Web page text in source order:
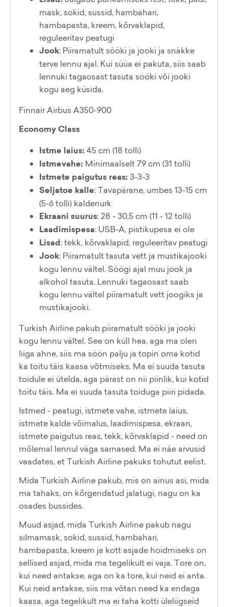
mask, sokid, sussid, hambahari,
hambapasta, kreem, kõrvaklapid,
reguleeritav peatugi
Jook: Piiramatult sööki ja jooki ja snäkke
terve lennu ajal. Kui süüa ei pakuta, siis saab
lennuki tagaosast tasuta sööki või jooki
kogu aeg küsida.
Finnair Airbus A350-900
Economy Class
Istme laius:45 cm (18 tolli)
Istmevahe: Minimaalselt 79 cm (31 tolli)
Istmete paigutus reas:3-3-3
Seljatoe kalle: Tavapärane, umbes 13-15 cm
(5-6 tolli) kaldenurk
Ekraani suurus: 28 - 30,5 cm (11 - 12 tolli)
Laadimispesa: USB-A, pistikupesa ei ole
Lisad: tekk, kõrvaklapid, reguleeritav peatugi
Jook: Piiramatult tasuta vett ja mustikajooki
kogu lennu vältel. Söögi ajal muu jook ja
alkohol tasuta. Lennuki tagaosast saab
kogu lennu vältel piiramatult vett joogiks ja
mustikajooki.
Turkish Airline pakub piiramatult sööki ja jooki
kogu lennu vältel. See on küll hea, aga ma olen
liiga ahne, siis ma söön palju ja topin oma kotid
ka toitu täis kaasa võtmiseks. Ma ei suuda tasuta
toidule ei ütelda, aga pärast on nii piinlik, kui kotid
toitu täis. Ma ei suuda tasuta toiduga piiri pidada.
Istmed - peatugi, istmete vahe, istmete laius,
istmete kalde võimalus, laadimispesa, ekraan,
istmete paigutus reas, tekk, kõrvaklapid - need on
mõlemal lennul väga sarnased. Ma ei näe arvusid
vaadates, et Turkish Airline pakuks tohutut eelist.
Mida Turkish Airline pakub, mis on ainus asi, mida
ma tahaks, on kõrgendatud jalatugi, nagu on ka
osades bussides.
Muud asjad, mida Turkish Airline pakub nagu
silmamask, sokid, sussid, hambahari,
hambapasta, kreem ja kott asjade hoidmiseks on
sellised asjad, mida ma tegelikult ei vaja. Tore on,
kui need antakse, aga on ka tore, kui neid ei anta.
Kui neid antakse, siis ma võtan need ka endaga
kaasa, aga tegelikult ma ei taha kotti üleliigseid